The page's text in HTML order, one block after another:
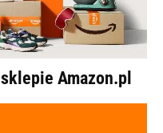
Amazon.pl